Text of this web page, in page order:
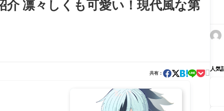
凛々しくも可愛い！現代風な第
共有：  人気